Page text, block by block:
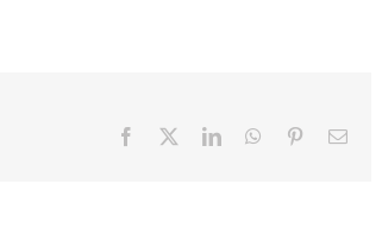
Facebook LinkedInWhatsApp
PinterestEmail